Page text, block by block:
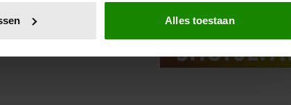
om functies voor social media te bieden en om ons
combineren met andere informatie die u aan ze heeft
Alles toestaan